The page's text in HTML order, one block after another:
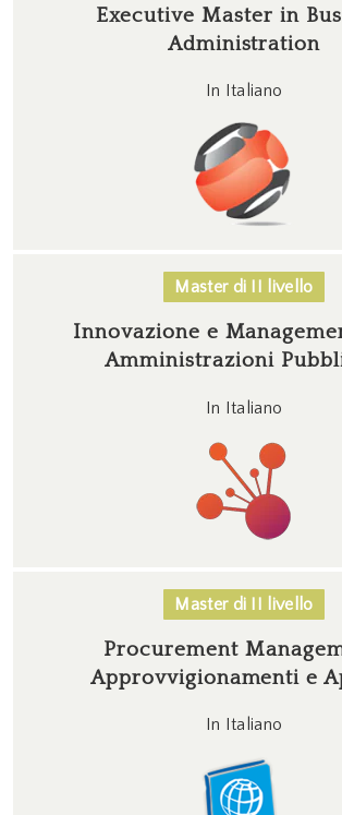
Executive Master in
Administration
In Italiano
Master di II livello
Innovazione e
Amministrazioni
In Italiano
Master di II livello
Procurement
Approvvigionamenti e
In Italiano